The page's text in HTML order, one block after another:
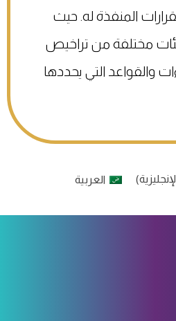
المنفذة له. حيث
مختلفة من تراخيص
والقواعد التي يحددها
) العربية